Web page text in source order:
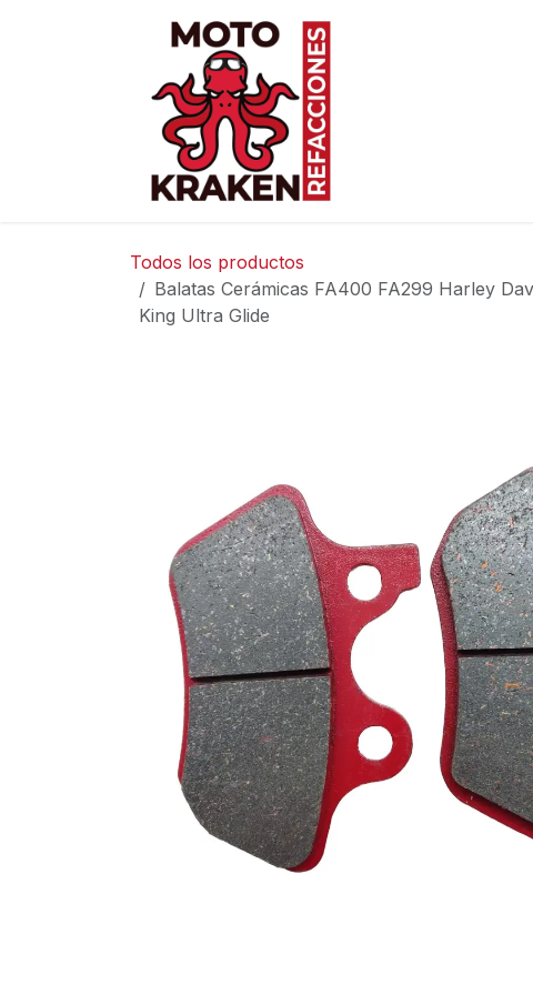
Todos los productos
Balatas Cerámicas FA400 FA299 Harley
King Ultra Glide